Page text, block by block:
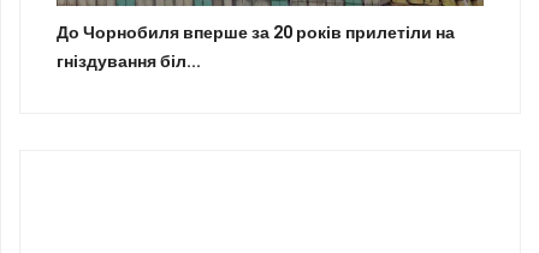
До Чорнобиля вперше за 20 років прилетіли на
гніздування біл...